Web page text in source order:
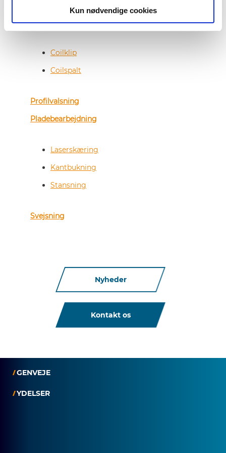
Kun nødvendige cookies
Stålservicecenter
Coilklip
Coilspalt
Profilvalsning
Pladebearbejdning
Laserskæring
Kantbukning
Stansning
Svejsning
Nyheder
Kontakt os
GENVEJE
YDELSER